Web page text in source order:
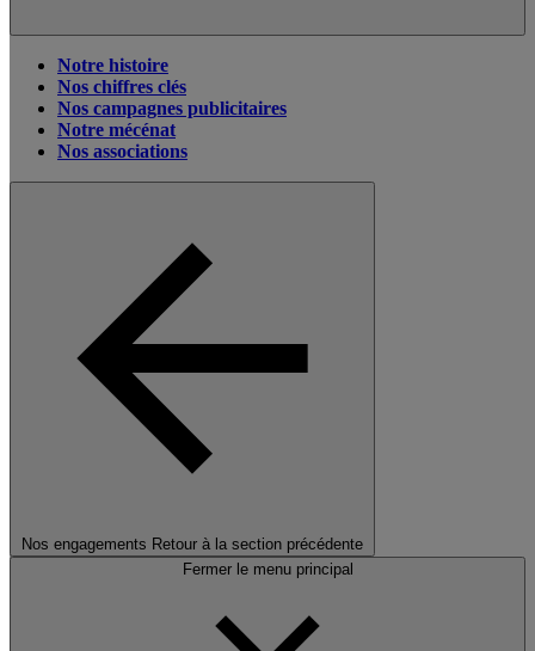
Notre histoire
Nos chiffres clés
Nos campagnes publicitaires
Notre mécénat
Nos associations
Nos engagements Retour à la section précédente
Fermer le menu principal